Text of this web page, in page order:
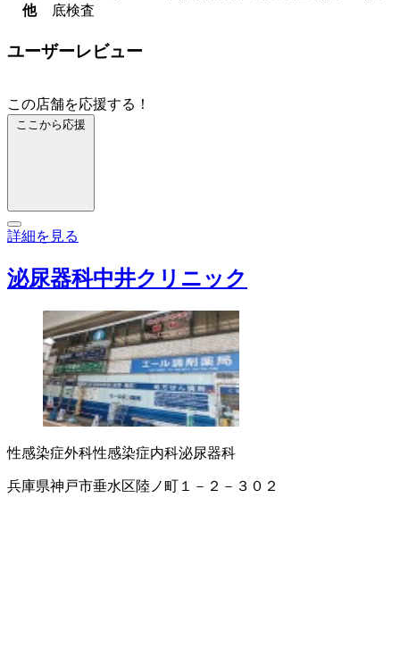
他
底検査
ユーザーレビュー
この店舗を応援する！
ここから応援
詳細を見る
泌尿器科中井クリニック
性感染症外科性感染症内科泌尿器科
兵庫県神戸市垂水区陸ノ町１－２－３０２